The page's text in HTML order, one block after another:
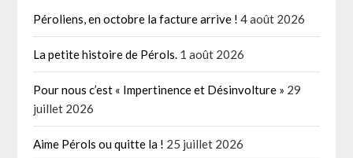
Péroliens, en octobre la facture arrive ! 4 août 2026
La petite histoire de Pérols. 1 août 2026
Pour nous c’est « Impertinence et Désinvolture » 29
juillet 2026
Aime Pérols ou quitte la ! 25 juillet 2026